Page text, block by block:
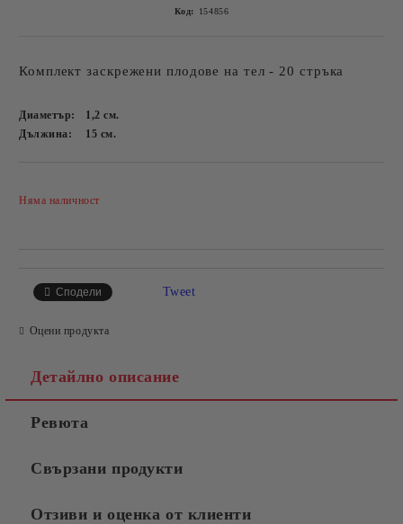
Код: 154856
Комплект заскрежени плодове на тел - 20 стръка
Диаметър: 1,2см.
Дължина:
15 см.
Няма наличност
Сподели Tweet
Оцени продукта
Детайлно описание
Ревюта
Свързани продукти
Отзиви и оценка от клиенти